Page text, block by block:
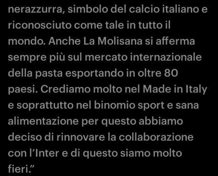
nerazzurra, simbolo del calcio italiano e
riconosciuto come tale in tutto il
mondo. Anche La Molisana si afferma
sempre più sul mercato internazionale
della pasta esportando in oltre 80
paesi. Crediamo molto nel Made in Italy
e soprattutto nel binomio sport e sana
alimentazione per questo abbiamo
deciso di rinnovare la collaborazione
con l’Inter e di questo siamo molto
fieri.”